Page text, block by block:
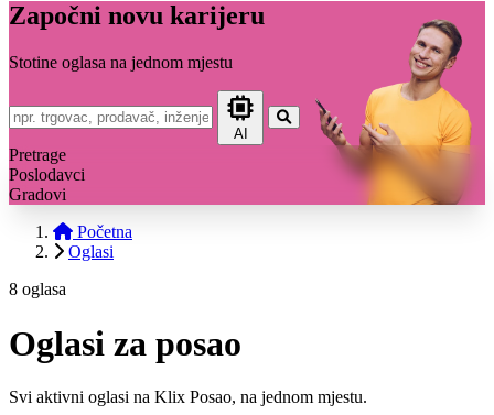
Započni novu karijeru
Stotine oglasa na jednom mjestu
AI
Pretrage
Poslodavci
Gradovi
Početna
Oglasi
8 oglasa
Oglasi za posao
Svi aktivni oglasi na Klix Posao, na jednom mjestu.